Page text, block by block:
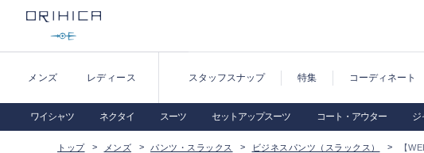
メンズ レディース スタッフスナップ 特集 コーディネート
ワイシャツ ネクタイ スーツ セットアップスーツ コート・アウター ジ
トップ メンズ パンツ・スラックス ビジネスパンツ（スラックス） 【